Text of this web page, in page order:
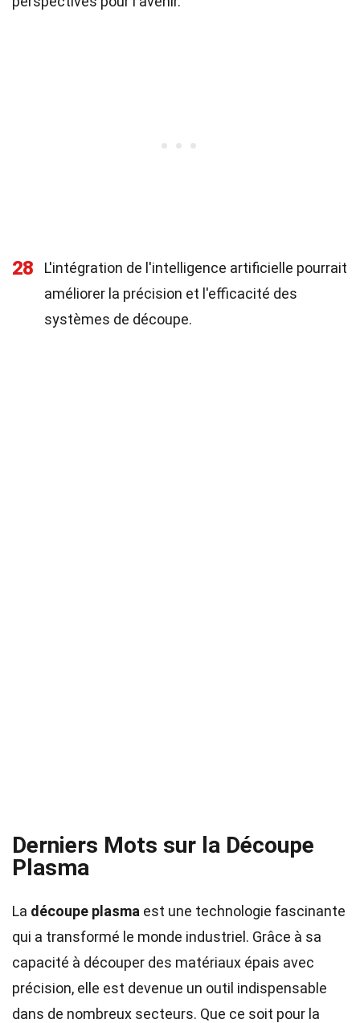
28
L'intégration de l'intelligence artificielle pourrait
améliorer la précision et l'efficacité des
systèmes de découpe.
Derniers Mots sur la Découpe
Plasma
La découpe plasma est une technologie fascinante
qui a transformé le monde industriel. Grâce à sa
capacité à découper des matériaux épais avec
précision, elle est devenue un outil indispensable
dans de nombreux secteurs. Que ce soit pour la